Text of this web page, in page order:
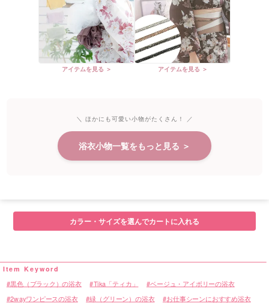
アイテムを見る ＞ アイテムを見る ＞
＼ ほかにも可愛い小物がたくさん！ ／
浴衣小物一覧をもっと見る ＞
カラー・サイズを選んでカートに入れる
黒色（ブラック）の浴衣 Tika「ティカ」 ベージュ・アイボリーの浴衣
2wayワンピースの浴衣 緑（グリーン）の浴衣 お仕事シーンにおすすめ浴衣